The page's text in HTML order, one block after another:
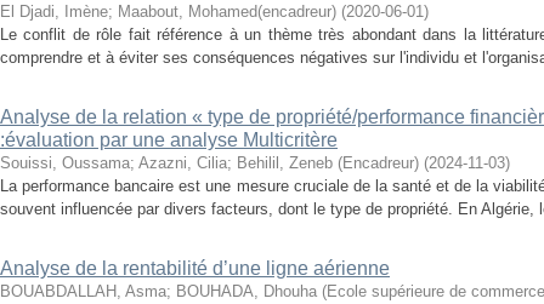
El Djadi, Imène; Maabout, Mohamed(encadreur) (2020-06-01)
Le conflit de rôle fait référence à un thème très abondant dans la
comprendre et à éviter ses conséquences négatives sur l'individu et
Analyse de la relation « type de propriété/performance
:évaluation par une analyse Multicritère
Souissi, Oussama; Azazni, Cilia; Behilil, Zeneb (Encadreur) (2024-11-03)
La performance bancaire est une mesure cruciale de la santé et de la
souvent influencée par divers facteurs, dont le type de propriété. En Algérie,
Analyse de la rentabilité d’une ligne aérienne
BOUABDALLAH, Asma; BOUHADA, Dhouha (Ecole supérieure de commerce